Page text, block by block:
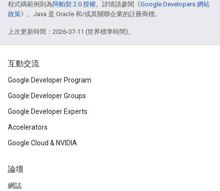
程式碼範例則為阿帕契 2.0 授權。詳情請參閱《Google Developers 網站
政策》。Java 是 Oracle 和/或其關聯企業的註冊商標。
上次更新時間：2026-07-11 (世界標準時間)。
互動交流
Google Developer Program
Google Developer Groups
Google Developer Experts
Accelerators
Google Cloud & NVIDIA
論壇
網誌